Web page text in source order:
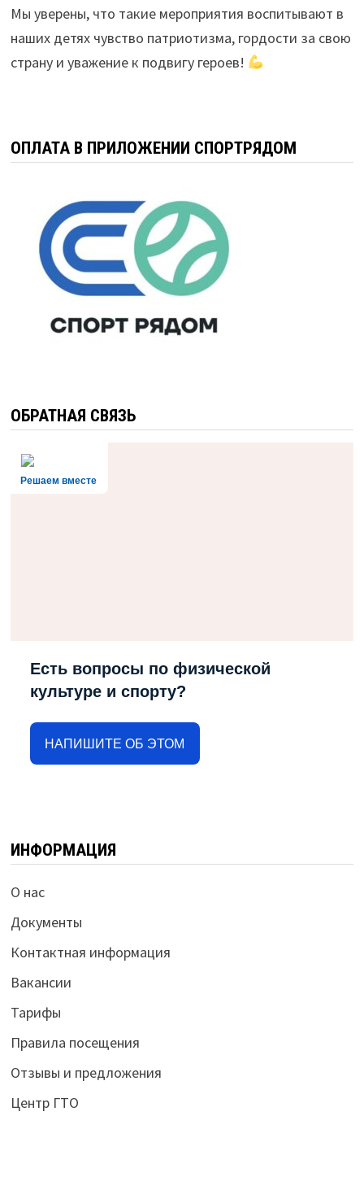
Мы уверены, что такие мероприятия воспитывают в
наших детях чувство патриотизма, гордости за свою
страну и уважение к подвигу героев!
ОПЛАТА В ПРИЛОЖЕНИИ СПОРТРЯДОМ
ОБРАТНАЯ СВЯЗЬ
Решаем вместе
Есть вопросы по физической
культуре и спорту?
НАПИШИТЕ ОБ ЭТОМ
ИНФОРМАЦИЯ
О нас
Документы
Контактная информация
Вакансии
Тарифы
Правила посещения
Отзывы и предложения
Центр ГТО